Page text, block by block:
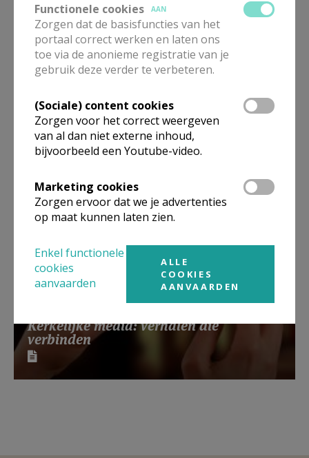
Solidariteit volgens: bisschop Lode
Van Hecke
Kerkelijke media: verhalen die
verbinden
Functionele cookies
AAN
Zorgen dat de basisfuncties van het
portaal correct werken en laten ons
toe via de anonieme registratie van je
gebruik deze verder te verbeteren.
(Sociale) content cookies
Zorgen voor het correct weergeven
van al dan niet externe inhoud,
bijvoorbeeld een Youtube-video.
Marketing cookies
Zorgen ervoor dat we je advertenties
op maat kunnen laten zien.
Enkel functionele
cookies
aanvaarden
ALLE
COOKIES
AANVAARDEN